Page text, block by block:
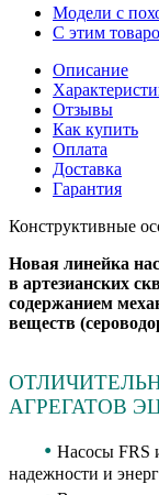
Модели с
С этим
Описание
Отзывы
Как купить
Оплата
Доставка
Гарантия
Конструктивные
Новая линейка
в артезианских
содержанием
веществ
АГРЕГАТОВ
• Насосы FRS
надежности и